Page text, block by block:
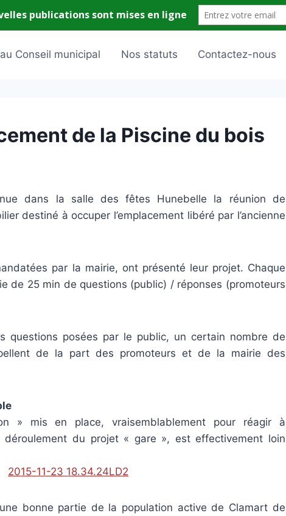
au Conseil municipal Nos statuts Contactez-nous
de la Piscine du bois
dans la salle des fêtes Hunebelle la réunion de
destiné à occuper l’emplacement libéré par l’ancienne
par la mairie, ont présenté leur projet. Chaque
de 25 min de questions (public) / réponses (promoteurs
questions posées par le public, un certain nombre de
de la part des promoteurs et de la mairie des
» mis en place, vraisemblablement pour réagir à
déroulement du projet « gare », est effectivement loin
une bonne partie de la population active de Clamart de